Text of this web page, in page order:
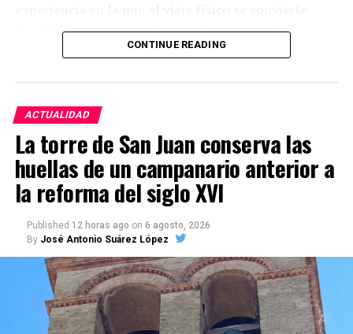
también en un camino de convivencia, oración y
reflexión personal.
Según ha comunicado la propia corporación
a la colaboración de la Pastoral Penitenciaria de la
Archidiócesis de Sevilla, a la que se han sumado la
Hermandad del Rocío de Marchena y la Hermandad
de Nuestra Señora de Fátima de Los Molares.
Durante estos días, los participantes comparten
kilómetros, celebraciones religiosas y momentos de
convivencia lejos de la rutina cotidiana del centro
penitenciario. La iniciativa pretende ofrecer a los
internos un espacio diferente en el que puedan
sentirse acompañados, escuchados e integrados
dentro de una comunidad.
CONTINUE READING
ACTUALIDAD
La torre de San Juan conserva las
huellas de un campanario anterior a
la reforma del siglo XVI
Published 12 horas ago on 6 agosto, 2026
By José Antonio Suárez López